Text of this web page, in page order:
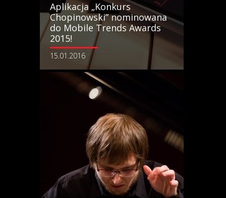
Aplikacja „Konkurs
Chopinowski” nominowana
do Mobile Trends Awards
2015!
15.01.2016